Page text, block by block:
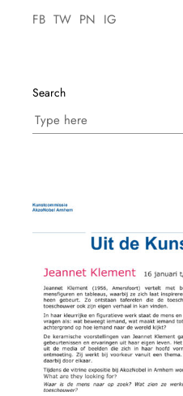
FB TW PN IG
Search
Search
for: